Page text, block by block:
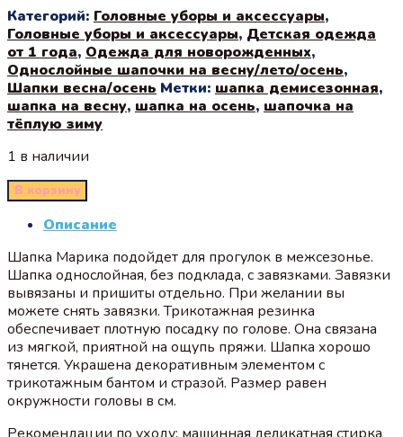
Категорий: Головные уборы и аксессуары,
Головные уборы и аксессуары, Детская одежда
от 1 года, Одежда для новорожденных,
Однослойные шапочки на весну/лето/осень,
Шапки весна/осень Метки: шапка демисезонная,
шапка на весну, шапка на осень, шапочка на
тёплую зиму
1 в наличии
В корзину
Описание
Шапка Марика подойдет для прогулок в межсезонье.
Шапка однослойная, без подклада, с завязками. Завязки
вывязаны и пришиты отдельно. При желании вы
можете снять завязки. Трикотажная резинка
обеспечивает плотную посадку по голове. Она связана
из мягкой, приятной на ощупь пряжи. Шапка хорошо
тянется. Украшена декоративным элементом с
трикотажным бантом и стразой. Размер равен
окружности головы в см.